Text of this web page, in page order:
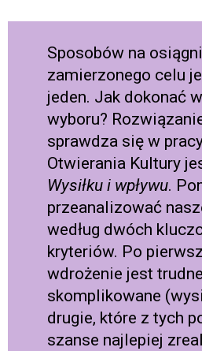
Sposobów na
zamierzonego celu
jeden. Jak dokonać
wyboru?
sprawdza się w
Otwierania Kultury
Wysiłku i wpływu.
przeanalizować
według dwóch
kryteriów. Po
wdrożenie jest trudne
skomplikowane
drugie, które z tych
szanse najlepiej